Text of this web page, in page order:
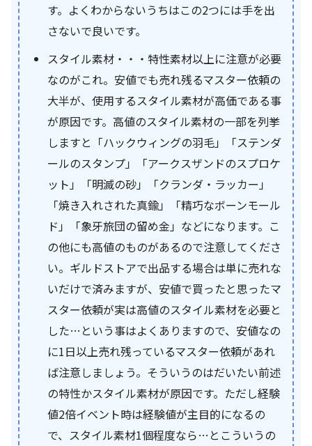
す。よくわからないうちはこの2つには手を出
さないで良いです。
スタイル素材・・・特性素材以上に注意が必要
なのがこれ。安値でも売れ残るマスター依頼の
大半が、使用するスタイル素材が高価である事
が原因です。高値のスタイル素材の一部を列挙
しますと「ハックウィングの羽毛」「ステンダ
ールのスタンプ」「アークスザンドのスプロケ
ット」「明滅の砂」「クランダ・ラッカー」
「焼き入れされた真鍮」「精巧なボーンモール
ド」「象牙旅団の留め金」などになります。こ
の他にも高値のものがあるので注意してくださ
い。ギルドストアで出品する場合は単に売れな
いだけで済みますが、安値で買ったと思ったマ
スター依頼が実は高値のスタイル素材を必要と
した…という事はよくありますので、安値なの
に1日以上売れ残っているマスター依頼があれ
ば注意しましょう。そういうのはだいたい前述
の特性かスタイル素材が原因です。ただし経験
値2倍イベント時は経験値が主目的になるの
で、スタイル素材1個程度なら…とこういうの